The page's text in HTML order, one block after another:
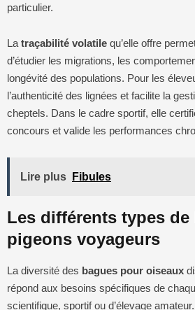
particulier.
La traçabilité volatile qu’elle offre
d’étudier les migrations, les
longévité des populations. Pour les
l’authenticité des lignées et facilite la
cheptels. Dans le cadre sportif, elle
concours et valide les performances
Lire plus Fibules
Les différents types
pigeons voyageurs
La diversité des bagues pour oiseaux
répond aux besoins spécifiques de
scientifique, sportif ou d’élevage amateur.